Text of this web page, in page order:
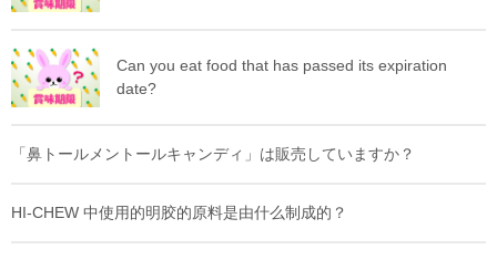
Can you eat food that has passed its expiration
date?
「鼻トールメントールキャンディ」は販売していますか？
HI-CHEW 中使用的明胶的原料是由什么制成的？